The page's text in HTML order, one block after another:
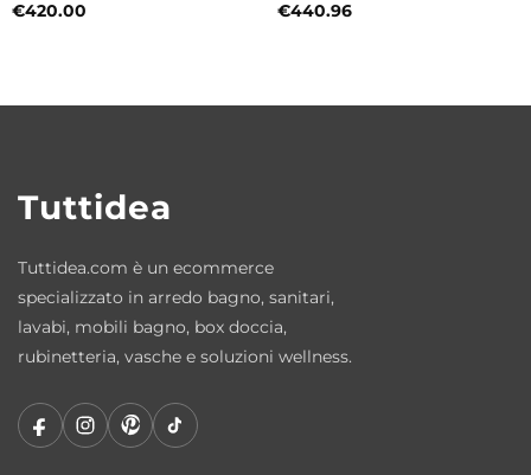
€420.00
€440.96
Tuttidea
Tuttidea.com è un ecommerce
specializzato in arredo bagno, sanitari,
lavabi, mobili bagno, box doccia,
rubinetteria, vasche e soluzioni wellness.